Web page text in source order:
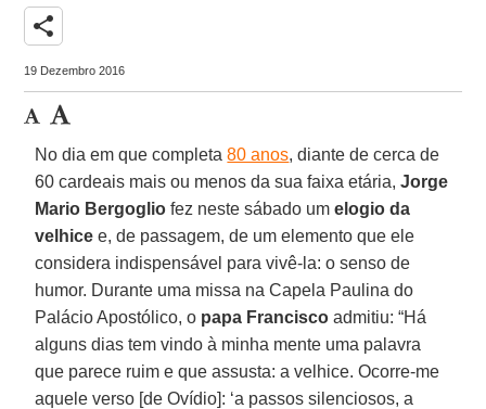
share
19 Dezembro 2016
No dia em que completa80 anos, diante de cerca de
60 cardeais mais ou menos da sua faixa etária,Jorge
Mario Bergoglio fez neste sábado umelogio da
velhice e, de passagem, de um elemento que ele
considera indispensável para vivê-la: o senso de
humor. Durante uma missa na Capela Paulina do
Palácio Apostólico, o papa Francisco admitiu: “Há
alguns dias tem vindo à minha mente uma palavra
que parece ruim e que assusta: a velhice. Ocorre-me
aquele verso [de Ovídio]: ‘a passos silenciosos, a